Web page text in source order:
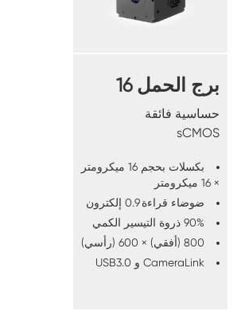
برج الحمل 16
حساسية فائقة
sCMOS
بكسلات بحجم 16 ميكرومتر
× 16 ميكرومتر
ضوضاء قراءة 0.9 إلكترون
90% ذروة التيسير الكمي
800 (أفقي) × 600 (رأسي)
CameraLink و USB3.0